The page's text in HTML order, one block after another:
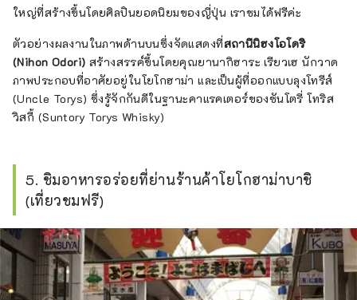
ใหญ่ที่สร้างขึ้นโดยศิลปินยอดนิยมของญี่ปุ่น เราชมได้ฟรีค่ะ
ตัวอย่างผลงานในภาพด้านบนซึ่งจัดแสดงที่สถานีนิฮงโอโดริ
(Nihon Odori) สร้างสรรค์ขึ้นโดยคุณยานากิฮาระ เรียวเฮ นักวาด
ภาพประกอบที่อาศัยอยู่ในโยโกฮาม่า และเป็นผู้ที่ออกแบบลุงโทรีส์
(Uncle Torys) ซึ่งรู้จักกันดีในฐานะคาแรคเตอร์ของซันโตรี่ โทริส
วิสกี้ (Suntory Torys Whisky)
5. ชิมอาหารอร่อยที่ย่านร้านค้าโยโกฮาม่าบาชิ
(เที่ยวชมฟรี)